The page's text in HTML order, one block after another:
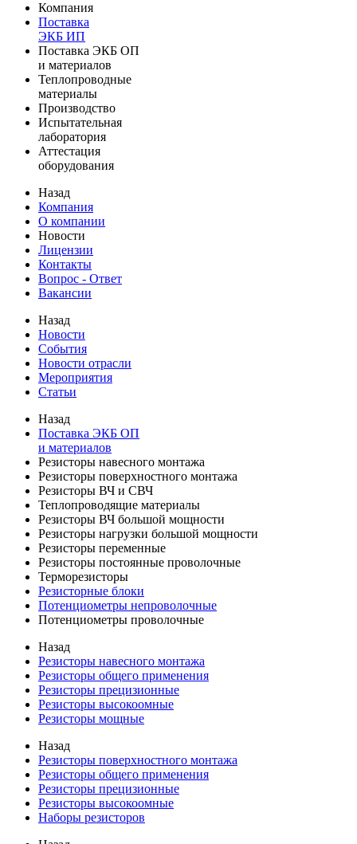
Компания
Поставка
ЭКБ ИП
Поставка ЭКБ ОП
и материалов
Теплопроводные
материалы
Производство
Испытательная
лаборатория
Аттестация
оборудования
Назад
Компания
О компании
Новости
Лицензии
Контакты
Вопрос - Ответ
Вакансии
Назад
Новости
События
Новости отрасли
Мероприятия
Статьи
Назад
Поставка ЭКБ ОП
и материалов
Резисторы навесного монтажа
Резисторы поверхностного монтажа
Резисторы ВЧ и СВЧ
Теплопроводящие материалы
Резисторы ВЧ большой мощности
Резисторы нагрузки большой мощности
Резисторы переменные
Резисторы постоянные проволочные
Терморезисторы
Резисторные блоки
Потенциометры непроволочные
Потенциометры проволочные
Назад
Резисторы навесного монтажа
Резисторы общего применения
Резисторы прецизионные
Резисторы высокоомные
Резисторы мощные
Назад
Резисторы поверхностного монтажа
Резисторы общего применения
Резисторы прецизионные
Резисторы высокоомные
Наборы резисторов